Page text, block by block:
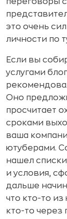
это очень
личности по
Если вы
услугами
Оно
просчитает
сроками
ваша
ютуберами.
нашел
и условия,
дальше
что кто-то
кто-то